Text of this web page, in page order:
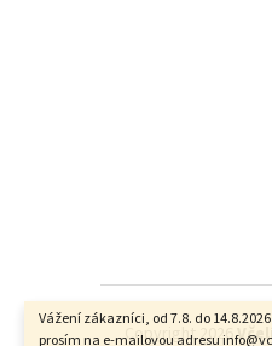
Vážení zákazníci, od 7.8. do
prosím na e-mailovou adresu
Copyright 2026